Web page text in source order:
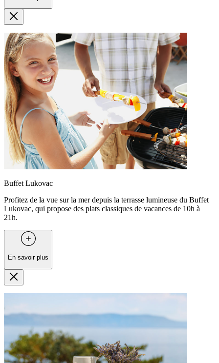
Buffet Lukovac
Profitez de la vue sur la mer depuis la terrasse lumineuse du Buffet
Lukovac, qui propose des plats classiques de vacances de 10h à
21h.
En savoir plus